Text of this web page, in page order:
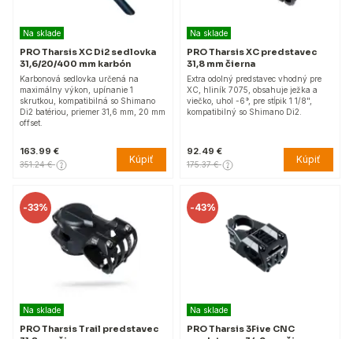
Na sklade
PRO Tharsis XC Di2 sedlovka
31,6/20/400 mm karbón
Karbonová sedlovka určená na
maximálny výkon, upínanie 1
skrutkou, kompatibilná so Shimano
Di2 batériou, priemer 31,6 mm, 20 mm
offset.
163.99 €
351.24 € Kúpiť
Na sklade
PRO Tharsis XC predstavec
31,8 mm čierna
Extra odolný predstavec vhodný pre
XC, hliník 7075, obsahuje ježka a
viečko, uhol -6°, pre stĺpik 1 1/8",
kompatibilný so Shimano Di2.
92.49 €
175.37 € Kúpiť
-33%
Na sklade
PRO Tharsis Trail predstavec
-43%
Na sklade
PRO Tharsis 3Five CNC